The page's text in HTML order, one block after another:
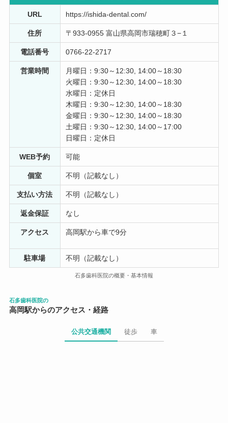
もう何年も前から通ってる歯医者です。 今回も又虫歯に
なったので治療に行きました 先生もスタッフもとても親
切で対応がいいです あえていえば駐車場が狭くて8号線
沿いなので出る時が注意が必要ですので私は近いので大
体歩いて行きます
明希子8
1 年前
口コミを見て受診しました。 先生自らがレントゲンを撮
ったり、言葉や対応も丁寧で、痛みがないようにすごく
考慮してくれました。 こちらなら安心して続けていけそ
ふぁねたろすけ
6 年前
歯医者恐怖症で十年以上多数の虫歯放置してましたが、
意を決して受診。麻酔注射しましたが、拍子抜けするく
らい全然痛くありませんでした！ 先生も優しく丁寧に説
明してくれ、好感がもてました！ こんなことなら早く治
URL https://ishida-dental.com/
住所 〒933-0955 富山県高岡市瑞穂町３−１
電話番号 0766-22-2717
営業時間
月曜日：9:30～12:30, 14:00～18:30
火曜日：9:30～12:30, 14:00～18:30
水曜日：定休日
木曜日：9:30～12:30, 14:00～18:30
金曜日：9:30～12:30, 14:00～18:30
土曜日：9:30～12:30, 14:00～17:00
日曜日：定休日
WEB予約 可能
個室 不明（記載なし）
支払い方法 不明（記載なし）
返金保証 なし
アクセス 高岡駅から車で9分
駐車場 不明（記載なし）
石多歯科医院の概要・基本情報
石多歯科医院の
高岡駅からのアクセス・経路
公共交通機関 徒歩 車